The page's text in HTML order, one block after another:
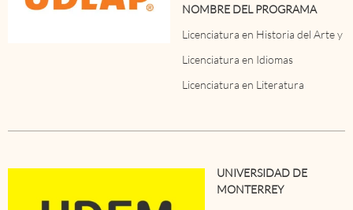
NOMBRE DEL PROGRAMA
Licenciatura en Historia del Arte y
Licenciatura en Idiomas
Licenciatura en Literatura
UNIVERSIDAD DE
MONTERREY